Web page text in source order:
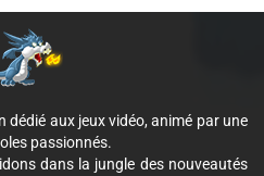
dédié aux jeux vidéo, animé par une
passionnés.
dans la jungle des nouveautés